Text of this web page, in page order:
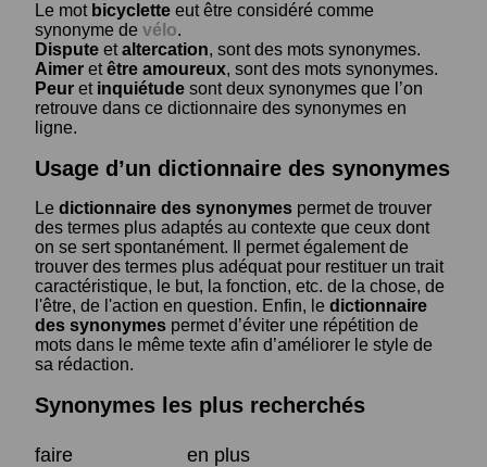
Le mot bicyclette eut être considéré comme
synonyme de vélo.
Dispute etaltercation, sont des mots synonymes.
Aimer etêtre amoureux, sont des mots synonymes.
Peur et inquiétude sont deux synonymes que l’on
retrouve dans ce dictionnaire des synonymes en
ligne.
Usage d’un dictionnaire des synonymes
Le dictionnaire des synonymes permet de trouver
des termes plus adaptés au contexte que ceux dont
on se sert spontanément. Il permet également de
trouver des termes plus adéquat pour restituer un trait
caractéristique, le but, la fonction, etc. de la chose, de
l'être, de l'action en question. Enfin, le dictionnaire
des synonymes permet d’éviter une répétition de
mots dans le même texte afin d’améliorer le style de
sa rédaction.
Synonymes les plus recherchés
faire
en plus